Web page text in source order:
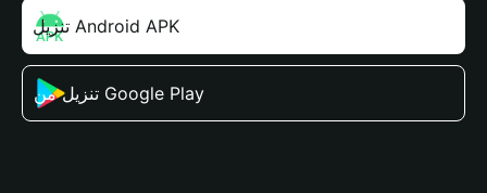
تنزيل Android APK
تنزيل من Google Play